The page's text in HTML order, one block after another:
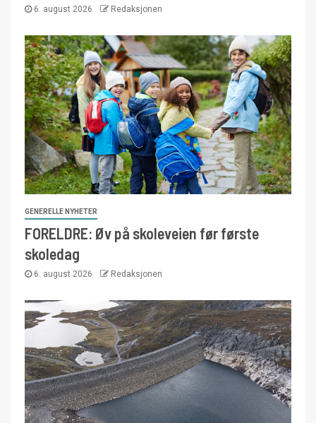
6. august 2026 Redaksjonen
GENERELLE NYHETER
FORELDRE: Øv på skoleveien før første
skoledag
6. august 2026 Redaksjonen